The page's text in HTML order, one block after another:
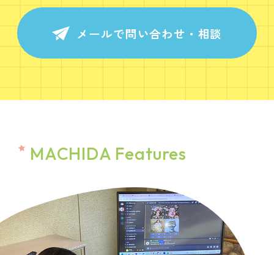
メールで問い合わせ・相談
MACHIDA Features